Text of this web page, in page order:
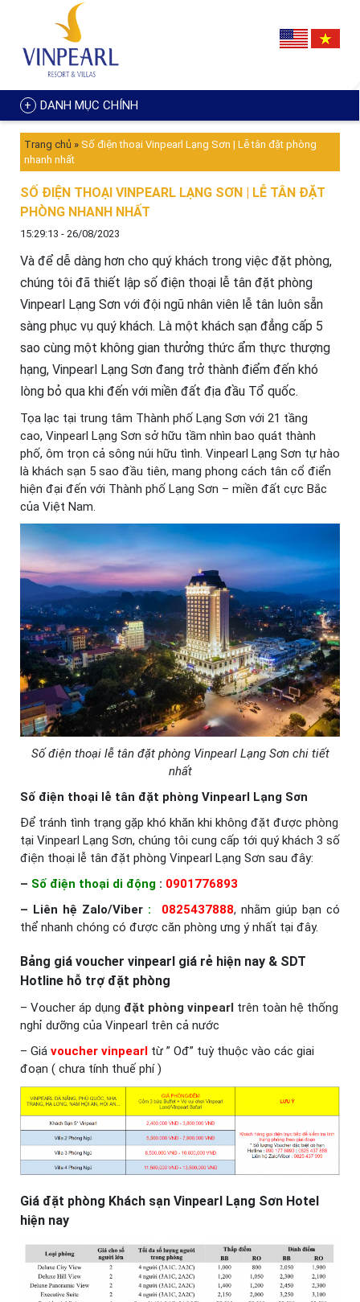
DANH MỤC CHÍNH
Trang chủ » Số điện thoại Vinpearl Lạng Sơn | Lễ tân đặt phòng
nhanh nhất
SỐ ĐIỆN THOẠI VINPEARL LẠNG SƠN | LỄ TÂN ĐẶT
PHÒNG NHANH NHẤT
15:29:13 - 26/08/2023
Và để dễ dàng hơn cho quý khách trong việc đặt phòng,
chúng tôi đã thiết lập số điện thoại lễ tân đặt phòng
Vinpearl Lạng Sơn với đội ngũ nhân viên lễ tân luôn sẵn
sàng phục vụ quý khách. Là một khách sạn đẳng cấp 5
sao cùng một không gian thưởng thức ẩm thực thượng
hạng, Vinpearl Lạng Sơn đang trở thành điểm đến khó
lòng bỏ qua khi đến với miền đất địa đầu Tổ quốc.
Tọa lạc tại trung tâm Thành phố Lạng Sơn với 21 tầng
cao, Vinpearl Lạng Sơn sở hữu tầm nhìn bao quát thành
phố, ôm trọn cả sông núi hữu tình. Vinpearl Lạng Sơn tự hào
là khách sạn 5 sao đầu tiên, mang phong cách tân cổ điển
hiện đại đến với Thành phố Lạng Sơn – miền đất cực Bắc
của Việt Nam.
Số điện thoại lễ tân đặt phòng Vinpearl Lạng Sơn chi tiết
nhất
Số điện thoại lễ tân đặt phòng Vinpearl Lạng Sơn
Để tránh tình trạng gặp khó khăn khi không đặt được phòng
tại Vinpearl Lạng Sơn, chúng tôi cung cấp tới quý khách 3 số
điện thoại lễ tân đặt phòng Vinpearl Lạng Sơn sau đây:
– Số điện thoại di động : 0901776893
– Liên hệ Zalo/Viber : 0825437888, nhằm giúp bạn có
thể nhanh chóng có được căn phòng ưng ý nhất tại đây.
Bảng giá voucher vinpearl giá rẻ hiện nay & SDT
Hotline hỗ trợ đặt phòng
– Voucher áp dụng đặt phòng vinpearl trên toàn hệ thống
nghỉ dưỡng của Vinpearl trên cả nước
– Giá voucher vinpearl từ ” Ođ” tuỳ thuộc vào các giai
đoạn ( chưa tính thuế phí )
Giá đặt phòng Khách sạn Vinpearl Lạng Sơn Hotel
hiện nay